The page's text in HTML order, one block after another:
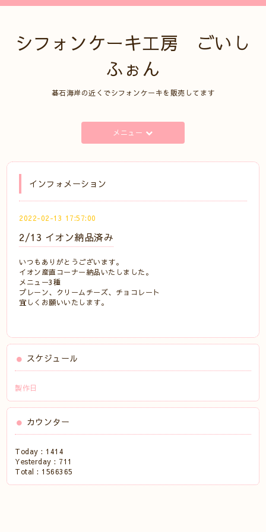
シフォンケーキ工房 ごいし
ふぉん
碁石海岸の近くでシフォンケーキを販売してます
メニュー
インフォメーション
2022-02-13 17:57:00
2/13 イオン納品済み
いつもありがとうございます。
イオン産直コーナー納品いたしました。
メニュー3種
プレーン、クリームチーズ、チョコレート
宜しくお願いいたします。
スケジュール
製作日
カウンター
Today : 1414
Yesterday : 711
Total : 1566365